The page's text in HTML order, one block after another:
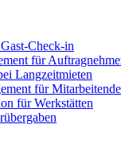
Check-in
für
Langzeitmieten
für
für Werkstätten